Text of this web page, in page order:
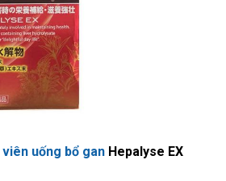
viên uống bổ gan Hepalyse EX